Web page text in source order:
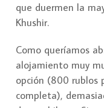
que duermen la
Khushir.
Como queríamos
alojamiento muy
opción (800 rublos
completa),